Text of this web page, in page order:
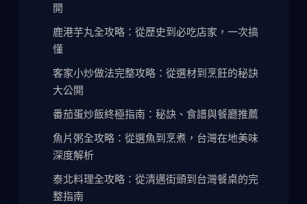
開
鹿港芋丸全攻略：從歷史到必吃店家，一次搞
懂
客家小炒做法完整攻略：從選材到烹飪的秘訣
大公開
番茄蛋炒飯終極指南：秘訣、食譜與餐廳推薦
魚片粥全攻略：從選魚到烹煮，台灣在地美味
深度解析
泰北料理全攻略：從清邁街頭到台灣餐桌的完
整指南